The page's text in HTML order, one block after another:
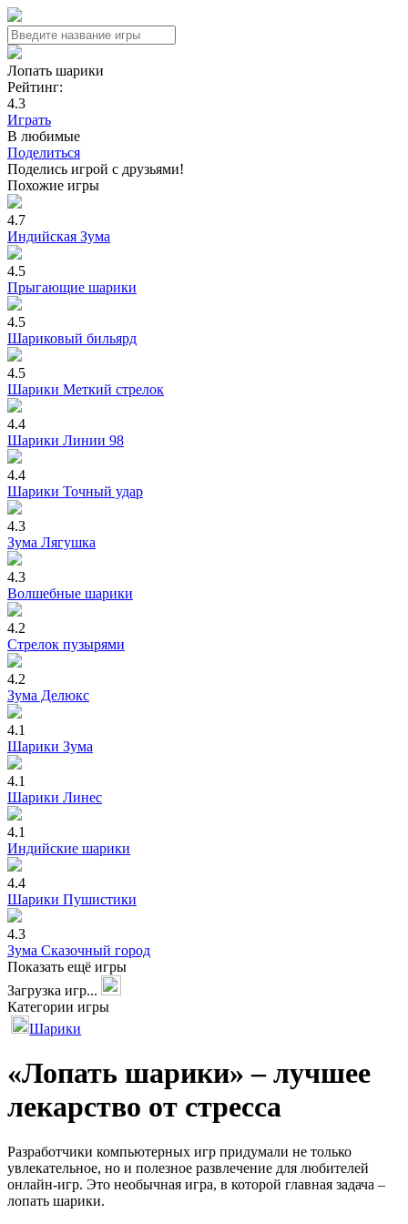
Лопать шарики
Рейтинг:
4.3
Играть
В любимые
Поделиться
Поделись игрой с друзьями!
Похожие игры
4.7
Индийская Зума
4.5
Прыгающие шарики
4.5
Шариковый бильярд
4.5
Шарики Меткий стрелок
4.4
Шарики Линии 98
4.4
Шарики Точный удар
4.3
Зума Лягушка
4.3
Волшебные шарики
4.2
Стрелок пузырями
4.2
Зума Делюкс
4.1
Шарики Зума
4.1
Шарики Линес
4.1
Индийские шарики
4.4
Шарики Пушистики
4.3
Зума Сказочный город
Показать ещё игры
Загрузка игр...
Категории игры
Шарики
«Лопать шарики» – лучшее
лекарство от стресса
Разработчики компьютерных игр придумали не только
увлекательное, но и полезное развлечение для любителей
онлайн-игр. Это необычная игра, в которой главная задача –
лопать шарики.